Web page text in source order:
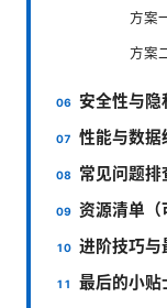
方案
方案
安全性与隐
性能与数据
常见问题
资源清单（
进阶技巧与
最后的小贴